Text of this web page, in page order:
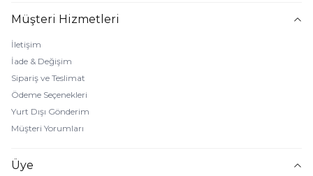
Müşteri Hizmetleri
İletişim
İade & Değişim
Sipariş ve Teslimat
Ödeme Seçenekleri
Yurt Dışı Gönderim
Müşteri Yorumları
Üye